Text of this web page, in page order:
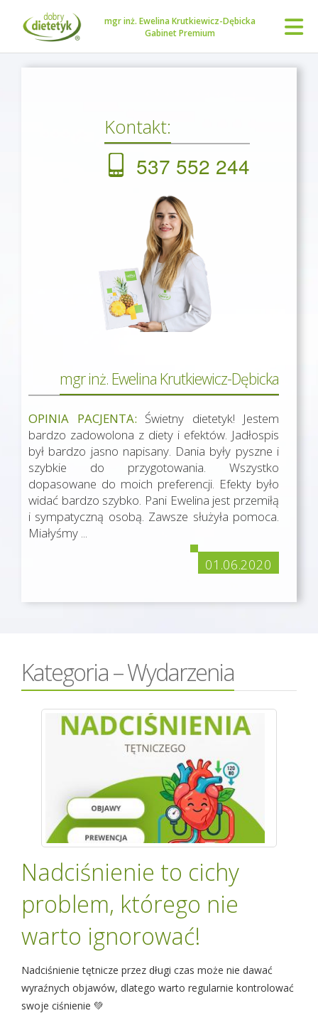
mgr inż. Ewelina Krutkiewicz-Dębicka
Gabinet Premium
Kontakt:
537 552 244
mgr inż. Ewelina Krutkiewicz-Dębicka
OPINIA PACJENTA: Świetny dietetyk! Jestem
bardzo zadowolona z diety i efektów. Jadłospis
był bardzo jasno napisany. Dania były pyszne i
szybkie do przygotowania. Wszystko
dopasowane do moich preferencji. Efekty było
widać bardzo szybko. Pani Ewelina jest przemiłą
i sympatyczną osobą. Zawsze służyła pomoca.
Miałyśmy ...
01.06.2020
Kategoria – Wydarzenia
Nadciśnienie to cichy
problem, którego nie
warto ignorować!
Nadciśnienie tętnicze przez długi czas może nie dawać
wyraźnych objawów, dlatego warto regularnie kontrolować
swoje ciśnienie 💚